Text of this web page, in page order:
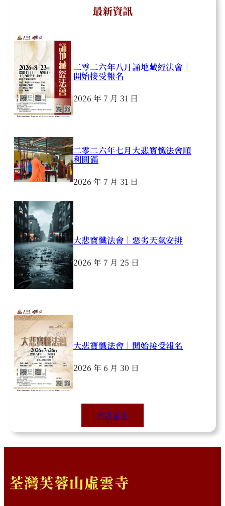
最新資訊
二零二六年八月誦地藏經法會｜
開始接受報名
2026 年 7 月 31 日
二零二六年七月大悲寶懺法會順
利圓滿
2026 年 7 月 31 日
大悲寶懺法會｜惡劣天氣安排
2026 年 7 月 25 日
大悲寶懺法會｜開始接受報名
2026 年 6 月 30 日
查看更多
荃灣芙蓉山虛雲寺